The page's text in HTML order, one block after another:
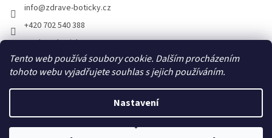
Tento web používá soubory cookie. Dalším procházením
tohoto webu vyjadřujete souhlas s jejich používáním.
Nastavení
Poštovné a balné 87,- Kč prostřednictvím Zásilkovny na výdejní místo
Z-point, DPD CZ Pick up výdejní místo za 70,- Kč, DPD Private na adresu
info@zdrave-boticky.cz
+420 702 540 388
@zdraveboticky
zdraveboticky
Vytvořil Shoptet